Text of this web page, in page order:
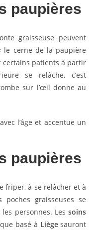
paupières
graisseuse peuvent
le cerne de la paupière
certains patients à partir
se relâche, c’est
sur l’œil donne au
l’âge et accentue un
paupières
friper, à se relâcher et à
graisseuses se
personnes. Lessoins
basé à Liègesauront